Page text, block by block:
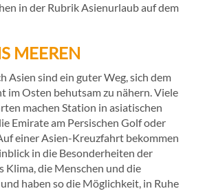
in der Rubrik Asienurlaub auf dem
MEEREN
Asien sind ein guter Weg, sich dem
im Osten behutsam zu nähern. Viele
machen Station in asiatischen
Emirate am Persischen Golf oder
einer Asien-Kreuzfahrt bekommen
in die Besonderheiten der
Klima, die Menschen und die
haben so die Möglichkeit, in Ruhe